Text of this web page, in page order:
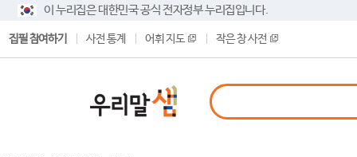
이 누리집은 대한민국 공식 전자정부 누리집입니다.
집필 참여하기 사전 통계 어휘 지도 작은 창 사전